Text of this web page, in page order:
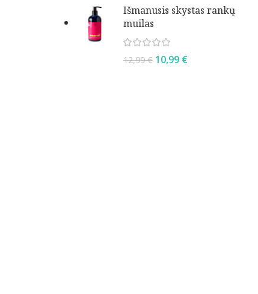
Išmanusis skystas rankų
muilas
12,99€ 10,99 €